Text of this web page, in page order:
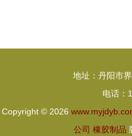
例
供应商
地址：丹阳市
电话：
Copyright © 2026
公司 橡胶制品